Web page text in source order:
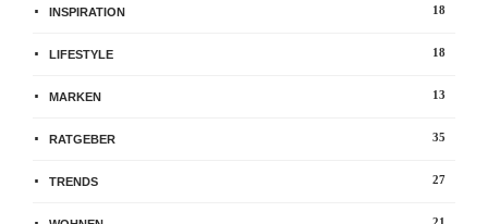
INSPIRATION 18
LIFESTYLE 18
MARKEN 13
RATGEBER 35
TRENDS 27